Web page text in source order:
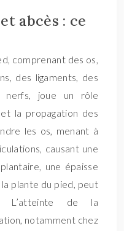
abcès : ce
comprenant des os,
des ligaments, des
nerfs, joue un rôle
la propagation des
les os, menant à
causant une
une épaisse
plante du pied, peut
L’atteinte de la
notamment chez